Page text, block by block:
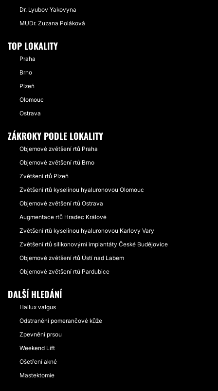
Dr. Lyubov Yakovyna
MUDr. Zuzana Poláková
TOP LOKALITY
Praha
Brno
Plzeň
Olomouc
Ostrava
ZÁKROKY PODLE LOKALITY
Objemové zvětšení rtů Praha
Objemové zvětšení rtů Brno
Zvětšení rtů Plzeň
Zvětšení rtů kyselinou hyaluronovou Olomouc
Objemové zvětšení rtů Ostrava
Augmentace rtů Hradec Králové
Zvětšení rtů kyselinou hyaluronovou Karlovy Vary
Zvětšení rtů silikonovými implantáty České Budějovice
Objemové zvětšení rtů Ústí nad Labem
Objemové zvětšení rtů Pardubice
DALŠÍ HLEDÁNÍ
Hallux valgus
Odstranění pomerančové kůže
Zpevnění prsou
Weekend Lift
Ošetření akné
Mastektomie